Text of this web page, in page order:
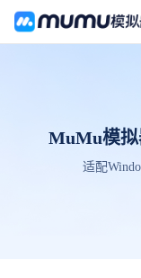
MuMu模拟
适配